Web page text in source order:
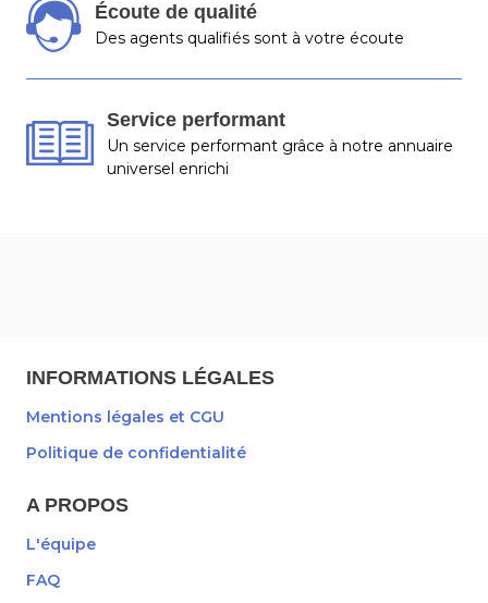
Écoute de qualité
Des agents qualifiés sont à votre écoute
Service performant
Un service performant grâce à notre annuaire
universel enrichi
INFORMATIONS LÉGALES
Mentions légales et CGU
Politique de confidentialité
A PROPOS
L'équipe
FAQ